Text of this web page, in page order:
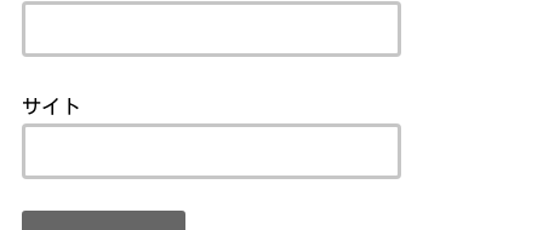
サイト